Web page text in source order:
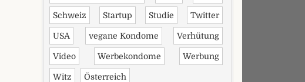
Schweiz Startup Studie Twitter
USA vegane Kondome Verhütung
Video Werbekondome Werbung
Witz Österreich